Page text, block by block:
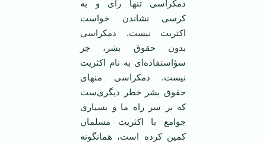
دمکراسی تنها رأی و به
کرسی نشاندن خواست
اکثریت نیست. دمکراسی
بدون حقوق بشر، جز
سؤاستفاده‌ای به نام اکثریت
نیست. دمکراسی منهای
حقوق بشر خطر دیگری‌ست
که بر سر راه ما و بسیاری
جوامع با اکثریت مسلمان
کمین کرده است، همانگونه